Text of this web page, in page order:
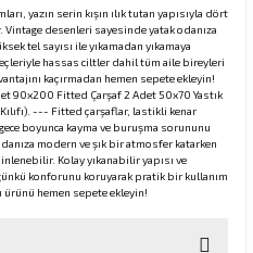
yazın serin kışın ılık tutan yapısıyla dört
desenleri sayesinde yatak odanıza
tel sayısı ile yıkamadan yıkamaya
hassas ciltler dahil tüm aile bireyleri
kaçırmadan hemen sepete ekleyin!
90x200 Fitted Çarşaf 2 Adet 50x70 Yastık
Kılıfı). --- Fitted çarşaflar, lastikli kenar
boyunca kayma ve buruşma sorununu
modern ve şık bir atmosfer katarken
Kolay yıkanabilir yapısı ve
konforunu koruyarak pratik bir kullanım
ürünü hemen sepete ekleyin!